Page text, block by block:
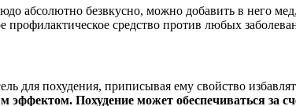
абсолютно безвкусно, можно добавить в него
профилактическое средство против любых
для похудения, приписывая ему свойство
Похудение может обеспечиваться за